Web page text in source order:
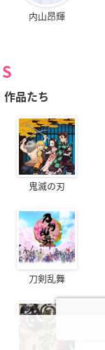
内山昂輝
作品たち
鬼滅の刃
刀剣乱舞